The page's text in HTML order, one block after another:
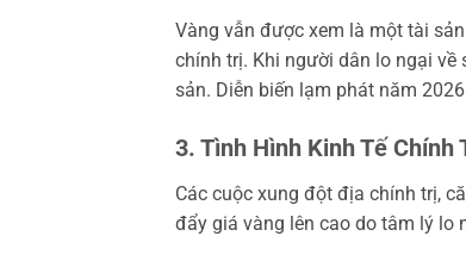
Vàng vẫn được xem là một tài
chính trị. Khi người dân lo ngại
sản. Diễn biến lạm phát năm
3. Tình Hình Kinh Tế Chính
Các cuộc xung đột địa chính trị,
đẩy giá vàng lên cao do tâm lý lo